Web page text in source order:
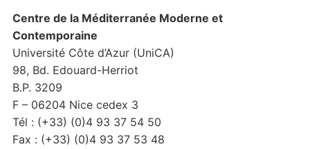
Centre de la Méditerranée Moderne et
Contemporaine
Université Côte d’Azur (UniCA)
98, Bd. Edouard-Herriot
B.P. 3209
F – 06204 Nice cedex 3
Tél : (+33) (0)4 93 37 54 50
Fax : (+33) (0)4 93 37 53 48